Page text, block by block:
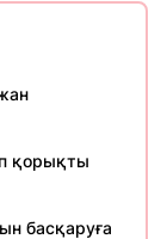
қорықты
басқаруға